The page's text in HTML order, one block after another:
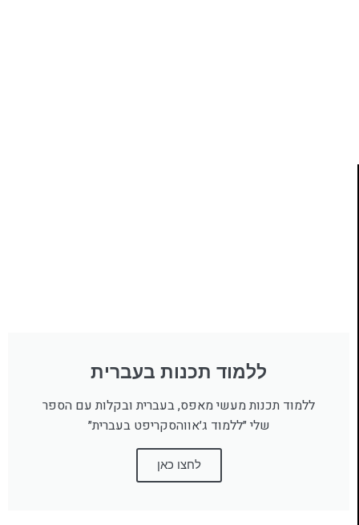
ללמוד תכנות בעברית
ללמוד תכנות מעשי מאפס, בעברית ובקלות עם הספר
שלי ״ללמוד ג׳אווהסקריפט בעברית״
לחצו כאן